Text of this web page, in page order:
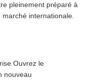
pleinement préparé à
internationale.